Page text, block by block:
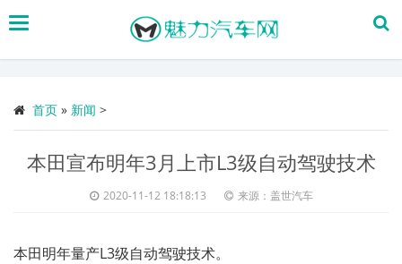
搜
首页 » 新闻 >
本田宣布明年3月上市L3级自动驾驶技术
2020-11-12 18:18:13 来源：盖世汽车
本田明年量产L3级自动驾驶技术。